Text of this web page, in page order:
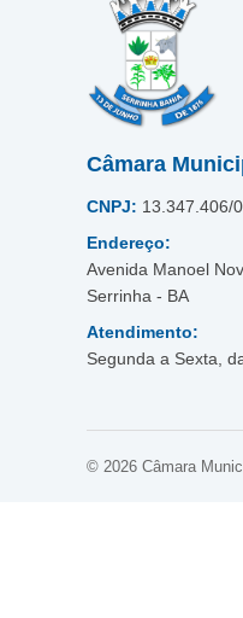
Câmara
CNPJ: 13.347.406/
Endereço:
Avenida Manoel
Serrinha - BA
Atendimento:
Segunda a Sexta,
© 2026 Câmara